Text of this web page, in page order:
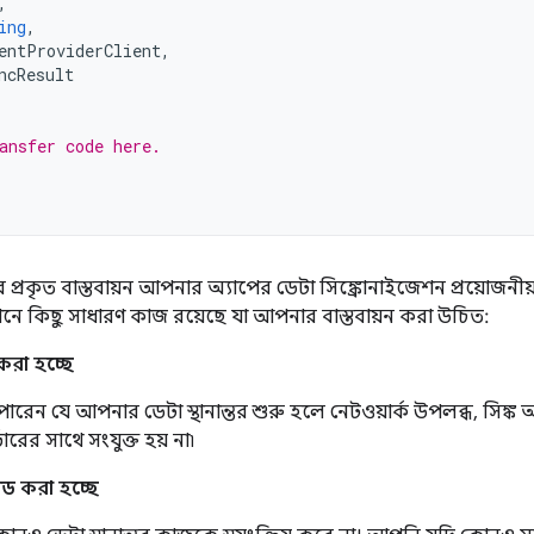
,
,
code here.
বাস্তবায়ন আপনার অ্যাপের ডেটা সিঙ্ক্রোনাইজেশন
কিছু সাধারণ কাজ রয়েছে যা আপনার বাস্তবায়ন করা উচিত:
হচ্ছে
যে আপনার ডেটা স্থানান্তর শুরু হলে নেটওয়ার্ক উপলব্ধ, সিঙ্ক
সাথে সংযুক্ত হয় না৷
করা হচ্ছে